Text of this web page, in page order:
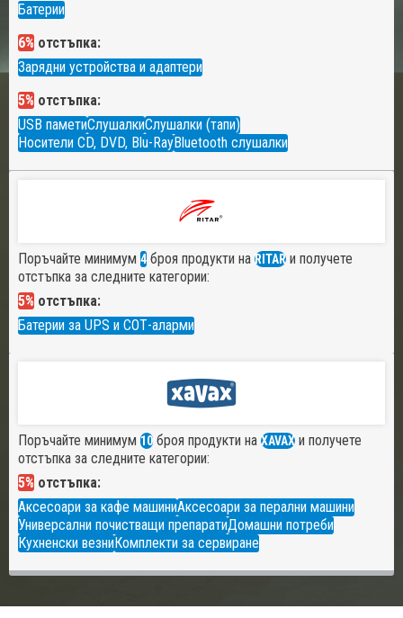
Батерии
6% отстъпка:
Зарядни устройства и адаптери
5% отстъпка:
USB паметиСлушалкиСлушалки (тапи)
Носители CD, DVD, Blu-RayBluetooth слушалки
Поръчайте минимум 4 броя продукти на RITAR и получете
отстъпка за следните категории:
5% отстъпка:
Батерии за UPS и СОТ-аларми
Поръчайте минимум 10 броя продукти на XAVAX и получете
отстъпка за следните категории:
5% отстъпка:
Аксесоари за кафе машиниАксесоари за перални машини
Универсални почистващи препаратиДомашни потреби
Кухненски везниКомплекти за сервиране